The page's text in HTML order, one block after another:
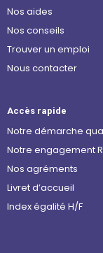
Nos aides
Nos conseils
Trouver un emploi
Nous contacter
Accès rapide
Notre démarche
Notre engagement
Nos agréments
Livret d’accueil
Index égalité H/F